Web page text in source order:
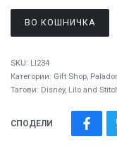
ВО КОШНИЧКА
SKU: LI234
Категории: Gift Shop,
Тагови: Disney, Lilo and
СПОДЕЛИ